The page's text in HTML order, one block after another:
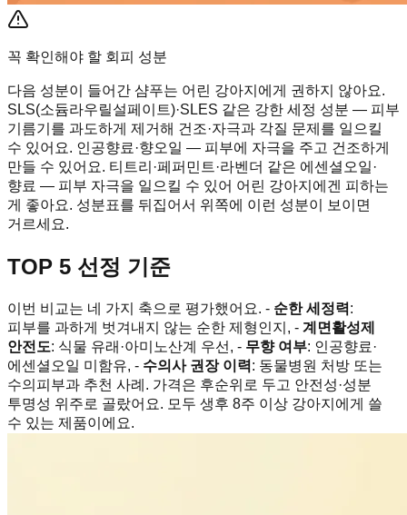
꼭 확인해야 할 회피 성분
다음 성분이 들어간 샴푸는 어린 강아지에게 권하지 않아요.
SLS(소듐라우릴설페이트)·SLES 같은 강한 세정 성분 — 피부
기름기를 과도하게 제거해 건조·자극과 각질 문제를 일으킬
수 있어요. 인공향료·향오일 — 피부에 자극을 주고 건조하게
만들 수 있어요. 티트리·페퍼민트·라벤더 같은 에센셜오일·
향료 — 피부 자극을 일으킬 수 있어 어린 강아지에겐 피하는
게 좋아요. 성분표를 뒤집어서 위쪽에 이런 성분이 보이면
거르세요.
TOP 5 선정 기준
이번 비교는 네 가지 축으로 평가했어요. - 순한 세정력:
피부를 과하게 벗겨내지 않는 순한 제형인지, - 계면활성제
안전도: 식물 유래·아미노산계 우선, - 무향 여부: 인공향료·
에센셜오일 미함유, - 수의사 권장 이력: 동물병원 처방 또는
수의피부과 추천 사례. 가격은 후순위로 두고 안전성·성분
투명성 위주로 골랐어요. 모두 생후 8주 이상 강아지에게 쓸
수 있는 제품이에요.